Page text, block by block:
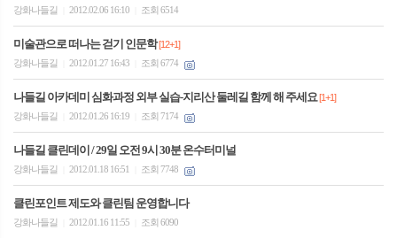
강화나들길 2012.02.06 16:10 조회 6514
미술관으로 떠나는 걷기 인문학[12+1]
강화나들길
2012.01.27 16:43 조회 6774
나들길 아카데미 심화과정 외부 실습-지리산 둘레길 함께 해 주세요[1+1]
강화나들길
2012.01.26 16:19 조회 7174
나들길 클린데이 / 29일 오전 9시 30분 온수터미널
강화나들길 2012.01.18 16:51 조회 7748
클린포인트 제도와 클린팀 운영합니다
강화나들길 2012.01.16 11:55 조회 6090